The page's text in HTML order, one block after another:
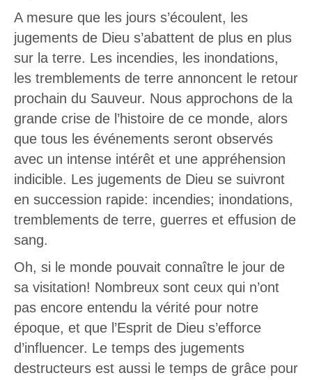
r
o
k
+
A mesure que les jours s’écoulent, les
jugements de Dieu s’abattent de plus en plus
sur la terre. Les incendies, les inondations,
les tremblements de terre annoncent le retour
prochain du Sauveur. Nous approchons de la
grande crise de l’histoire de ce monde, alors
que tous les événements seront observés
avec un intense intérêt et une appréhension
indicible. Les jugements de Dieu se suivront
en succession rapide: incendies; inondations,
tremblements de terre, guerres et effusion de
sang.
Oh, si le monde pouvait connaître le jour de
sa visitation! Nombreux sont ceux qui n’ont
pas encore entendu la vérité pour notre
époque, et que l’Esprit de Dieu s’efforce
d’influencer. Le temps des jugements
destructeurs est aussi le temps de grâce pour